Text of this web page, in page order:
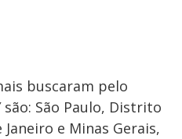
buscaram pelo
São Paulo, Distrito
e Minas Gerais,